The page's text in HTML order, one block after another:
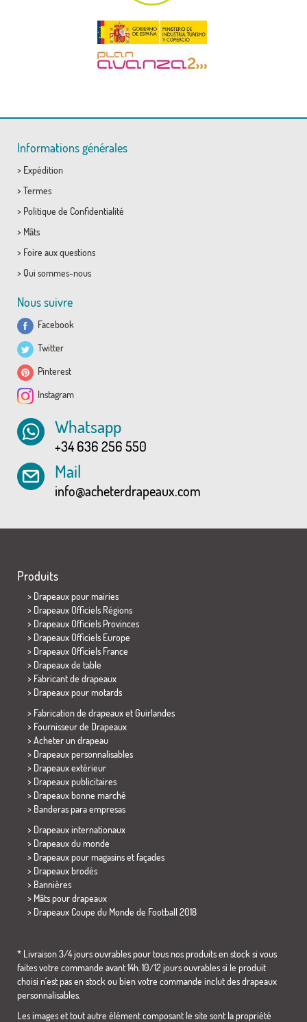
Informations générales
> Expédition
> Termes
> Politique de Confidentialité
> Mâts
> Foire aux questions
> Qui sommes-nous
Nous suivre
Facebook
Twitter
Pinterest
Instagram
Whatsapp
+34 636 256 550
Mail
info@acheterdrapeaux.com
Produits
> Drapeaux pour mairies
> Drapeaux Officiels Régions
> Drapeaux Officiels Provinces
> Drapeaux Officiels Europe
> Drapeaux Officiels France
> Drapeaux de table
> Fabricant de drapeaux
> Drapeaux pour motards
> Fabrication de drapeaux et Guirlandes
> Fournisseur de Drapeaux
> Acheter un drapeau
> Drapeaux personnalisables
> Drapeaux extérieur
> Drapeaux publicitaires
> Drapeaux bonne marché
> Banderas para empresas
> Drapeaux internationaux
> Drapeaux du monde
> Drapeaux pour magasins et façades
> Drapeaux brodés
> Bannières
> Mâts pour drapeaux
> Drapeaux Coupe du Monde de Football 2018
* Livraison 3/4 jours ouvrables pour tous nos produits en stock si vous
faites votre commande avant 14h. 10/12 jours ouvrables si le produit
choisi n´est pas en stock ou bien votre commande inclut des drapeaux
personnalisables.
Les images et tout autre élément composant le site sont la propriété